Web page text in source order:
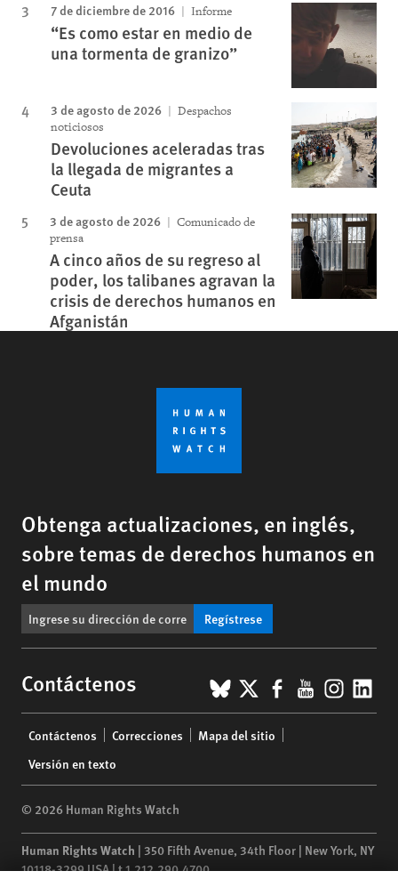
7 de diciembre de 2016 Informe
“Es como estar en medio de
una tormenta de granizo”
3 de agosto de 2026
Despachos
noticiosos
Devoluciones aceleradas tras
la llegada de migrantes a
Ceuta
3 de agosto de 2026
Comunicado de
prensa
A cinco años de su regreso al
poder, los talibanes agravan la
crisis de derechos humanos en
Afganistán
Obtenga actualizaciones, en inglés,
sobre temas de derechos humanos en
el mundo
Regístrese
Contáctenos BlueSky
X Facebook
YouTube
menu
Contáctenos Correcciones
Mapa del sitio
Versión en texto
© 2026 Human Rights Watch
Human Rights Watch | 350 Fifth Avenue, 34th Floor | New York, NY
10118-3299USA|t1.212.290.4700